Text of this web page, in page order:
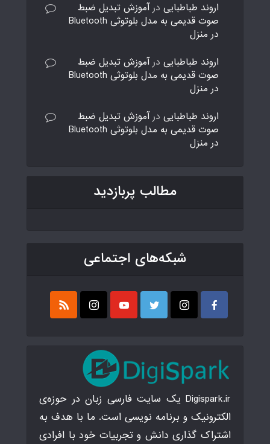
اروند طباطبایی در آموزش تبدیل ضبط
صوت قدیمی به مدل بلوتوثی Bluetooth
در منزل
اروند طباطبایی در آموزش تبدیل ضبط
صوت قدیمی به مدل بلوتوثی Bluetooth
در منزل
اروند طباطبایی در آموزش تبدیل ضبط
صوت قدیمی به مدل بلوتوثی Bluetooth
در منزل
مطالب پربازدید
شبکه‌های اجتماعی
Digispark.ir یک سایت فارسی زبان در حوزه‌ی
الکترونیک و برنامه نویسی است. ما با هدف به
اشتراک گذاری دانش و تجربیات خود با افرادی